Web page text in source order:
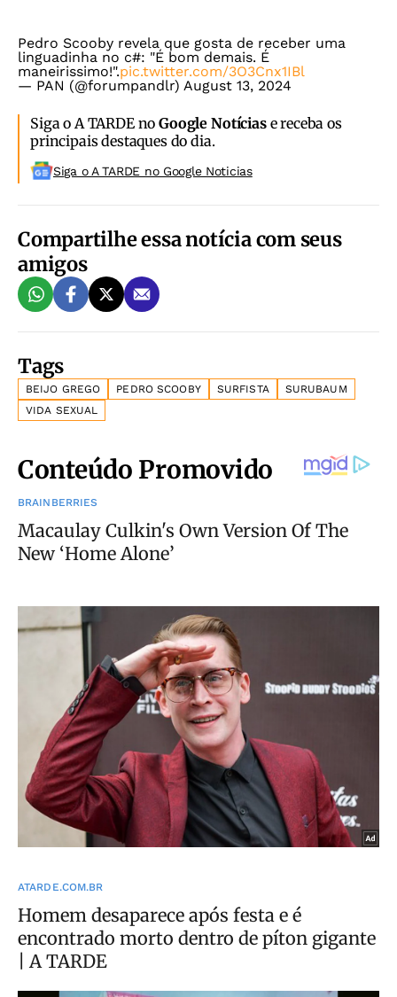
Pedro Scooby revela que gosta de receber uma
linguadinha no c#: "É bom demais. É
maneirissimo!".pic.twitter.com/3O3Cnx1IBl
— PAN (@forumpandlr) August 13, 2024
Siga o A TARDE noGoogle Notíciase receba os
principais destaques do dia.
Siga o A TARDE no Google Noticias
Compartilhe essa notícia com seus
amigos
Tags
BEIJO GREGO PEDRO SCOOBY SURFISTA
SURUBAUM
VIDA SEXUAL